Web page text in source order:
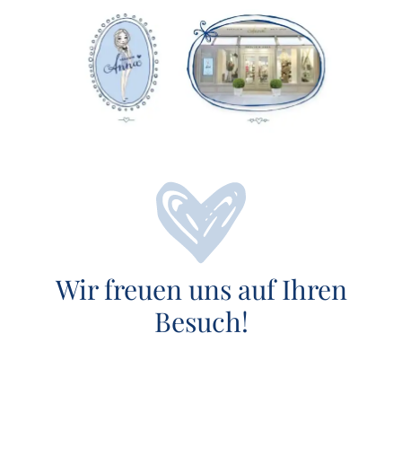
Wir freuen uns auf Ihren
Besuch!